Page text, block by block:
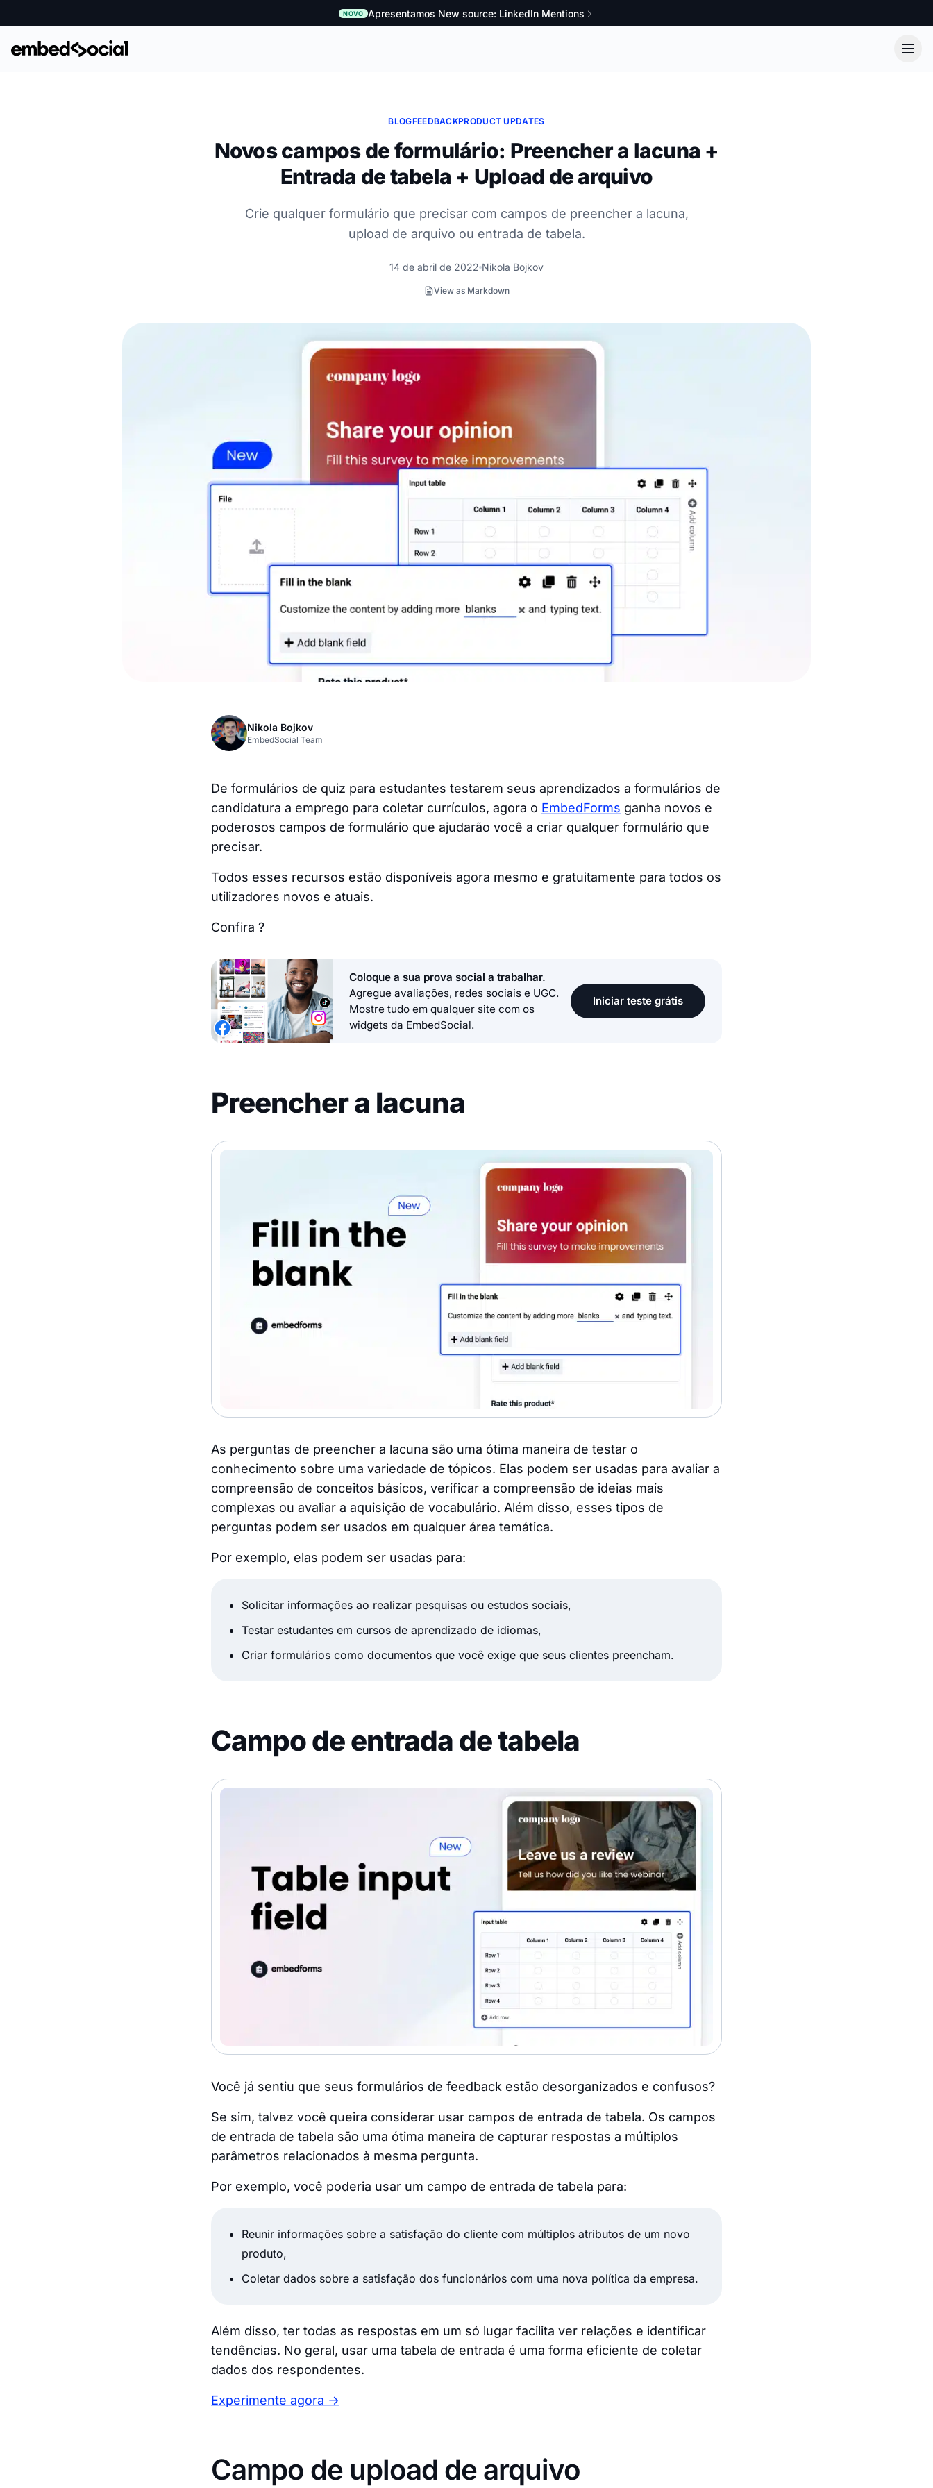
NOVO Apresentamos New source: LinkedIn Mentions
BLOGFEEDBACKPRODUCT UPDATES
Novos campos de formulário: Preencher a lacuna +
Entrada de tabela + Upload de arquivo
Crie qualquer formulário que precisar com campos de preencher a lacuna,
upload de arquivo ou entrada de tabela.
14 de abril de 2022 Nikola Bojkov
View as Markdown
Nikola Bojkov
EmbedSocial Team
De formulários de quiz para estudantes testarem seus aprendizados a formulários de
candidatura a emprego para coletar currículos, agora o EmbedForms ganha novos e
poderosos campos de formulário que ajudarão você a criar qualquer formulário que
precisar.
Todos esses recursos estão disponíveis agora mesmo e gratuitamente para todos os
utilizadores novos e atuais.
Confira ?
Coloque a sua prova social a trabalhar.
Agregue avaliações, redes sociais e UGC.
Mostre tudo em qualquer site com os
widgets da EmbedSocial.
Iniciar teste grátis
Preencher a lacuna
As perguntas de preencher a lacuna são uma ótima maneira de testar o
conhecimento sobre uma variedade de tópicos. Elas podem ser usadas para avaliar a
compreensão de conceitos básicos, verificar a compreensão de ideias mais
complexas ou avaliar a aquisição de vocabulário. Além disso, esses tipos de
perguntas podem ser usados em qualquer área temática.
Por exemplo, elas podem ser usadas para:
Solicitar informações ao realizar pesquisas ou estudos sociais,
Testar estudantes em cursos de aprendizado de idiomas,
Criar formulários como documentos que você exige que seus clientes preencham.
Campo de entrada de tabela
Você já sentiu que seus formulários de feedback estão desorganizados e confusos?
Se sim, talvez você queira considerar usar campos de entrada de tabela. Os campos
de entrada de tabela são uma ótima maneira de capturar respostas a múltiplos
parâmetros relacionados à mesma pergunta.
Por exemplo, você poderia usar um campo de entrada de tabela para:
Reunir informações sobre a satisfação do cliente com múltiplos atributos de um novo
produto,
Coletar dados sobre a satisfação dos funcionários com uma nova política da empresa.
Além disso, ter todas as respostas em um só lugar facilita ver relações e identificar
tendências. No geral, usar uma tabela de entrada é uma forma eficiente de coletar
dados dos respondentes.
Experimente agora →
Campo de upload de arquivo